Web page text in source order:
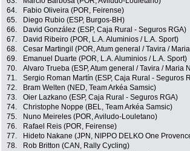
64.
Fabio Oliveira (POR, Feirense)
65.
Diego Rubio (ESP, Burgos-BH)
66.
David González (ESP, Caja Rural - Seguros RGA)
67.
David Ribeiro (POR, L.A. Aluminios / L.A. Sport)
68.
Cesar Martingil (POR, Atum general / Tavira /
69.
Emanuel Duarte (POR, L.A. Aluminios / L.A. Sport)
70.
Alvaro Trueba (ESP, Atum general / Tavira / Maria
71.
Sergio Roman Martín (ESP, Caja Rural - Seguros
72.
Bram Welten (NED, Team Arkéa Samsic)
73.
Oier Lazkano (ESP, Caja Rural - Seguros RGA)
74.
Christophe Noppe (BEL, Team Arkéa Samsic)
75.
Nuno Meireles (POR, Aviludo-Louletano)
76.
Rafael Reis (POR, Feirense)
77.
Hideto Nakane (JPN, NIPPO DELKO One
78.
Rob Britton (CAN, Rally Cycling)